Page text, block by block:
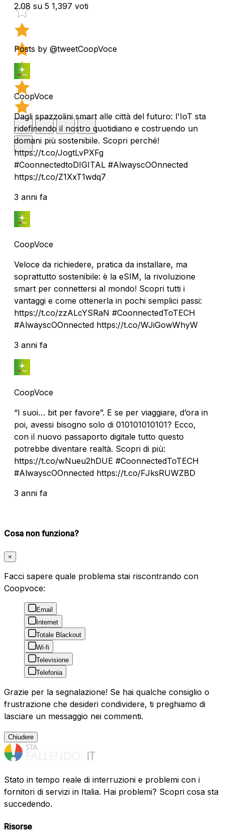
2.08 su 5 1,397 voti
Posts by @tweetCoopVoce
CoopVoce
Dagli spazzolini smart alle città del futuro: l'IoT sta
ridefinendo il nostro quotidiano e costruendo un
domani più sostenibile. Scopri perché!
https://t.co/JogtLvPXFg
#CoonnectedtoDIGITAL #AlwayscOOnnected
https://t.co/Z1XxT1wdq7
3 anni fa
CoopVoce
Veloce da richiedere, pratica da installare, ma
soprattutto sostenibile: è la eSIM, la rivoluzione
smart per connettersi al mondo! Scopri tutti i
vantaggi e come ottenerla in pochi semplici passi:
https://t.co/zzALcYSRaN #CoonnectedToTECH
#AlwayscOOnnected https://t.co/WJiGowWhyW
3 anni fa
CoopVoce
“I suoi… bit per favore”. E se per viaggiare, d’ora in
poi, avessi bisogno solo di 010101010101? Ecco,
con il nuovo passaporto digitale tutto questo
potrebbe diventare realtà. Scopri di più:
https://t.co/wNueu2hDUE #CoonnectedToTECH
#AlwayscOOnnected https://t.co/FJksRUWZBD
3 anni fa
Cosa non funziona?
×
Facci sapere quale problema stai riscontrando con
Coopvoce:
Email
Internet
Totale Blackout
Wi-fi
Televisione
Telefonia
Grazie per la segnalazione! Se hai qualche consiglio o
frustrazione che desideri condividere, ti preghiamo di
lasciare un messaggio nei commenti.
Chiudere
Stato in tempo reale di interruzioni e problemi con i
fornitori di servizi in Italia. Hai problemi? Scopri cosa sta
succedendo.
Risorse